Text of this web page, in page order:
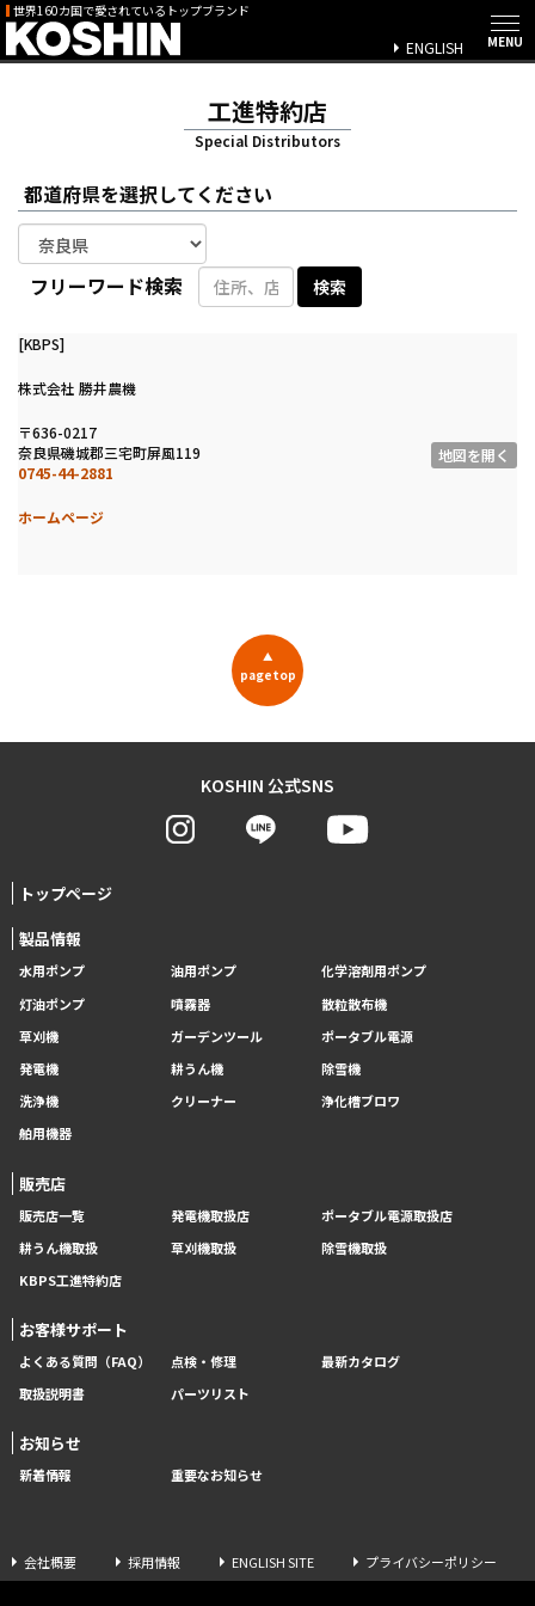
世界160カ国で愛されているトップブランド
ENGLISH
工進特約店
Special Distributors
都道府県を選択してください
フリーワード検索
[KBPS]
株式会社 勝井農機
〒636-0217
地図を開く
奈良県磯城郡三宅町屏風119
0745-44-2881
ホームページ
▲
pagetop
KOSHIN 公式SNS
トップページ
製品情報
水用ポンプ 油用ポンプ
化学溶剤用ポンプ
灯油ポンプ
噴霧器
散粒散布機
草刈機
ガーデンツール
ポータブル電源
発電機
耕うん機
除雪機
洗浄機
クリーナー
浄化槽ブロワ
舶用機器
販売店
販売店一覧 発電機取扱店
ポータブル電源取扱店
耕うん機取扱
草刈機取扱
除雪機取扱
KBPS工進特約店
お客様サポート
よくある質問（FAQ） 点検・修理
最新カタログ
取扱説明書
パーツリスト
お知らせ
新着情報 重要なお知らせ
会社概要 採用情報 ENGLISH SITE プライバシーポリシー